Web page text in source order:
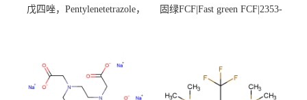
戊四唑，Pentylenetetrazole，
固绿FCF|Fast green FCF|2353-